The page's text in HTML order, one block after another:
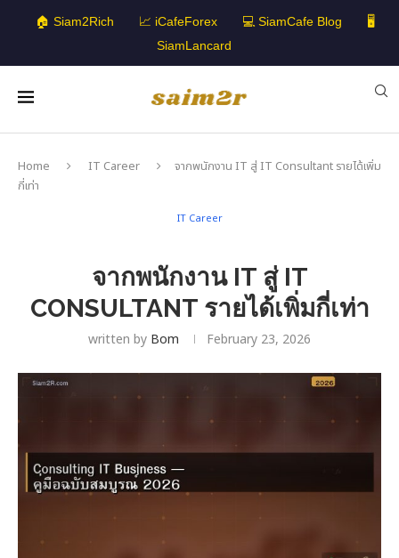
🏠 Siam2Rich 📈 iCafeForex 💻 SiamCafe Blog
🖥️
SiamLancard
Home IT Career
จากพนักงาน IT สู่ IT Consultant รายได้เพิ่ม
กี่เท่า
IT Career
จากพนักงาน IT สู่ IT
CONSULTANT รายได้เพิ่มกี่เท่า
written by Bom February 23, 2026